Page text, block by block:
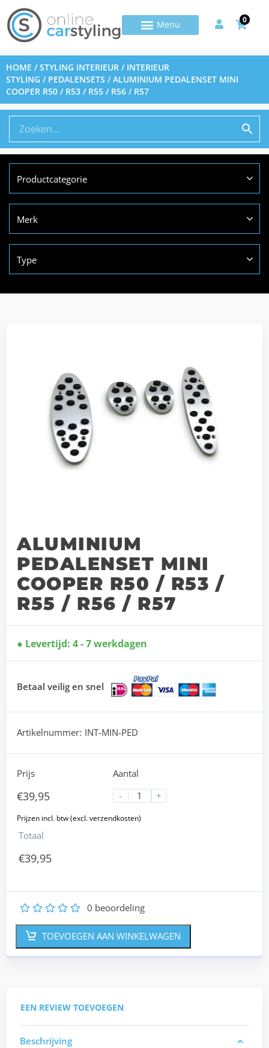
0
HOME /STYLING INTERIEUR / INTERIEUR
STYLING / PEDALENSETS / ALUMINIUM PEDALENSET MINI
COOPER R50 / R53 / R55 / R56 / R57
Productcategorie
Merk
Type
ALUMINIUM
PEDALENSET MINI
COOPER R50 / R53 /
R55 / R56 / R57
Levertijd: 4 - 7 werkdagen
Betaal veilig en snel
Artikelnummer: INT-MIN-PED
Prijs
€39,95
Aantal
-
+
Totaal
€39,95
5
4
3
2 0 beoordeling
TOEVOEGEN AAN WINKELWAGEN
EEN REVIEW TOEVOEGEN
Beschrijving